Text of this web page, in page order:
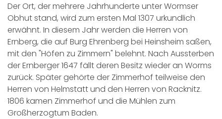
Der Ort, der mehrere Jahrhunderte unter Wormser
Obhut stand, wird zum ersten Mal 1307 urkundlich
erwähnt. In diesem Jahr werden die Herren von
Ernberg, die auf Burg Ehrenberg bei Heinsheim saßen,
mit den "Höfen zu Zimmern" belehnt. Nach Aussterben
der Ernberger 1647 fällt deren Besitz wieder an Worms
zurück. Später gehörte der Zimmerhof teilweise den
Herren von Helmstatt und den Herren von Racknitz.
1806 kamen Zimmerhof und die Mühlen zum
Großherzogtum Baden.